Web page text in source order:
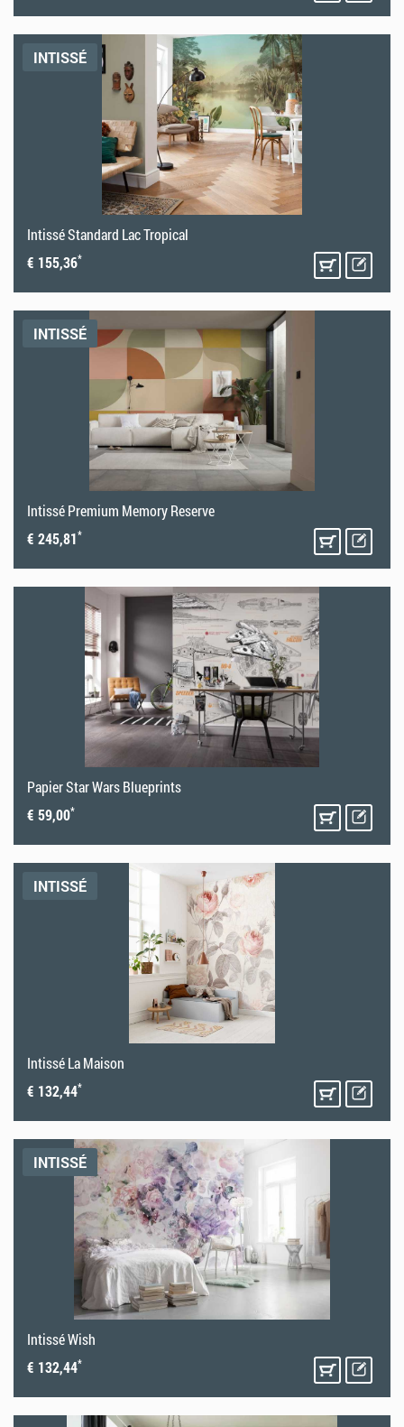
INTISSÉ
Intissé Standard Lac Tropical
€ 155,36*
INTISSÉ
Intissé Premium Memory Reserve
€ 245,81*
Papier Star Wars Blueprints
€ 59,00*
INTISSÉ
Intissé La Maison
€ 132,44*
INTISSÉ
Intissé Wish
€ 132,44*